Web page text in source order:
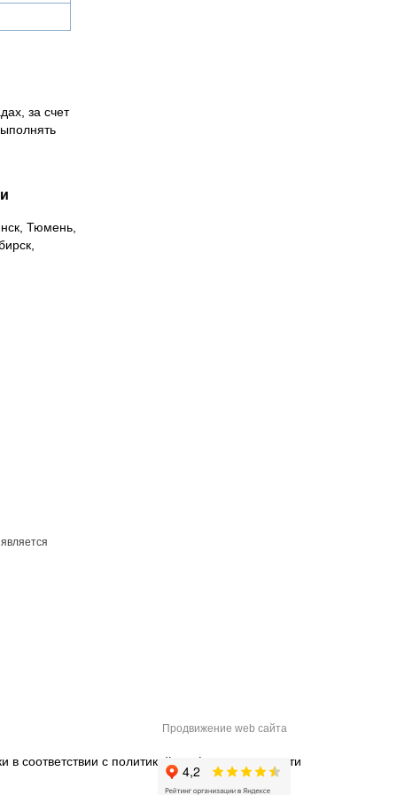
за счет
Тюмень,
Продвижение web сайта
в соответствии с политикой конфиденциальности